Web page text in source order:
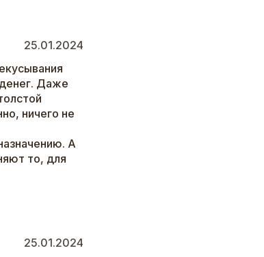
25.01.2024
Даже
ничего не
А
то, для
25.01.2024